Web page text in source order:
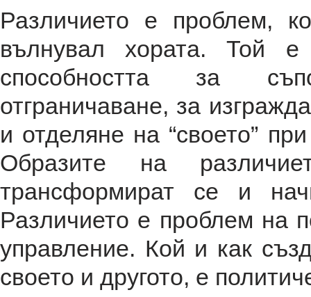
Различието е проблем,
вълнувал хората. Той е
способността за
отграничаване, за
и отделяне на “своето”
Образите на
трансформират се и
Различието е проблем на
управление. Кой и как
своето и другото, е